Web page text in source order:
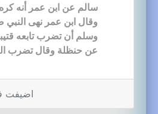
سالم عن ابن عمر أنه
وقال ابن عمر نهى النبي
وسلم أن تضرب تابعه
عن حنظلة وقال تضرب
اضيفت في -